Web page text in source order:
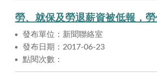
發布單位：新聞聯絡室
發布日期：2017-06-23
點閱次數：